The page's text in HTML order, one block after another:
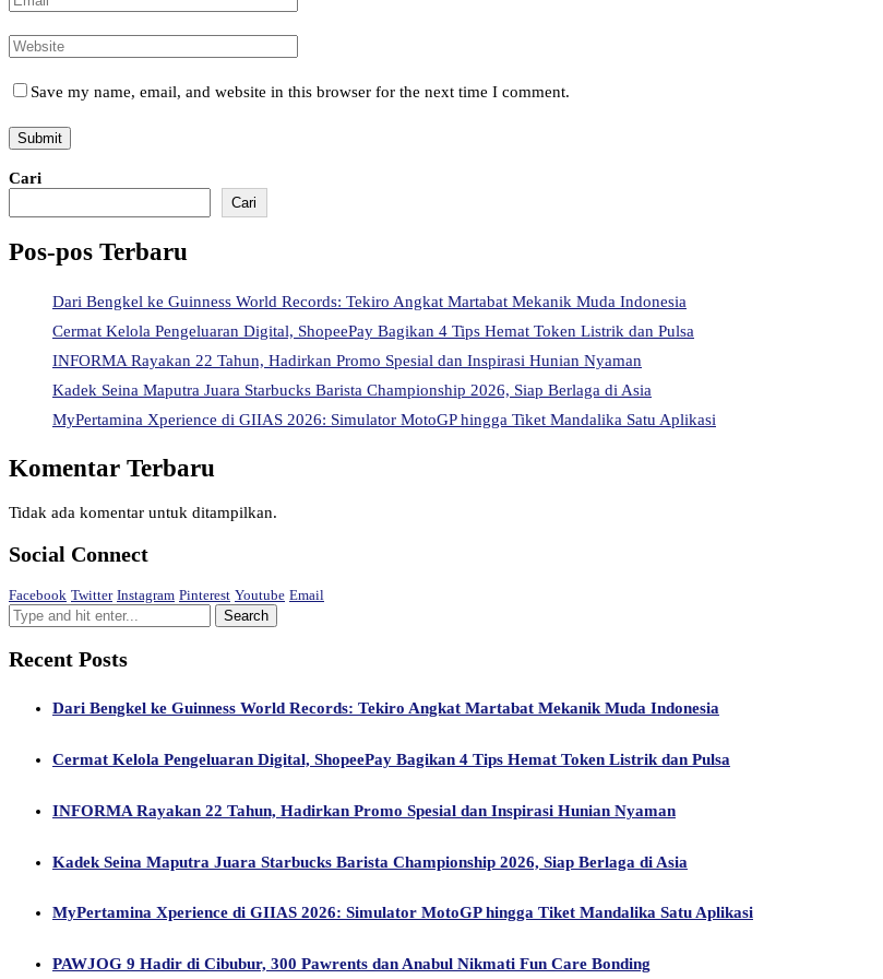
Save my name, email, and website in this browser for the next time I comment.
Cari
Cari
Pos-pos Terbaru
Dari Bengkel ke Guinness World Records: Tekiro Angkat Martabat Mekanik Muda Indonesia
Cermat Kelola Pengeluaran Digital, ShopeePay Bagikan 4 Tips Hemat Token Listrik dan Pulsa
INFORMA Rayakan 22 Tahun, Hadirkan Promo Spesial dan Inspirasi Hunian Nyaman
Kadek Seina Maputra Juara Starbucks Barista Championship 2026, Siap Berlaga di Asia
MyPertamina Xperience di GIIAS 2026: Simulator MotoGP hingga Tiket Mandalika Satu Aplikasi
Komentar Terbaru
Tidak ada komentar untuk ditampilkan.
Social Connect
Facebook Twitter Instagram Pinterest Youtube Email
Recent Posts
Dari Bengkel ke Guinness World Records: Tekiro Angkat Martabat Mekanik Muda Indonesia
Cermat Kelola Pengeluaran Digital, ShopeePay Bagikan 4 Tips Hemat Token Listrik dan Pulsa
INFORMA Rayakan 22 Tahun, Hadirkan Promo Spesial dan Inspirasi Hunian Nyaman
Kadek Seina Maputra Juara Starbucks Barista Championship 2026, Siap Berlaga di Asia
MyPertamina Xperience di GIIAS 2026: Simulator MotoGP hingga Tiket Mandalika Satu Aplikasi
PAWJOG 9 Hadir di Cibubur, 300 Pawrents dan Anabul Nikmati Fun Care Bonding